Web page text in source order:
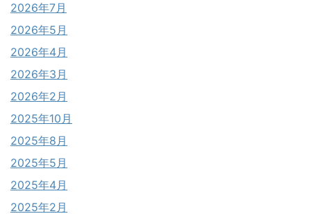
2026年7月
2026年5月
2026年4月
2026年3月
2026年2月
2025年10月
2025年8月
2025年5月
2025年4月
2025年2月